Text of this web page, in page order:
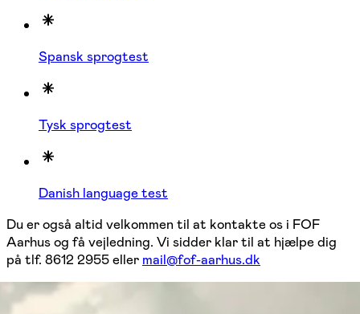
Spansk sprogtest
Tysk sprogtest
Danish language test
Du er også altid velkommen til at kontakte os i FOF
Aarhus og få vejledning. Vi sidder klar til at hjælpe dig
på tlf. 8612 2955 eller mail@fof-aarhus.dk